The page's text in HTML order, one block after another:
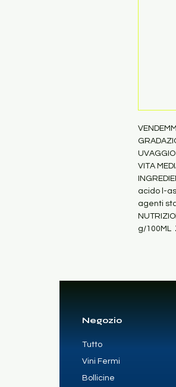
VITA
acido l-
agenti
g/100ML
Negozio
Tutto
Vini Fermi
Bollicine